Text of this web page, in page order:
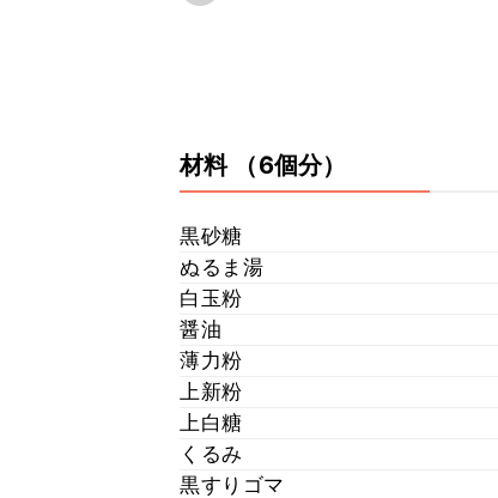
材料 （6個分）
黒砂糖
ぬるま湯
白玉粉
醤油
薄力粉
上新粉
上白糖
くるみ
黒すりゴマ